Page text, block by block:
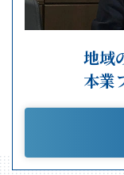
地域
本業